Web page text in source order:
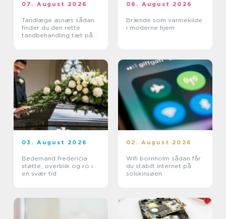
07. August 2026
Tandlæge asnæs sådan
finder du den rette
tandbehandling tæt på
06. August 2026
Brænde som varmekilde
i moderne hjem
03. August 2026
Bedemand fredericia
støtte, overblik og ro i
en svær tid
02. August 2026
Wifi bornholm sådan får
du stabilt internet på
solskinsøen